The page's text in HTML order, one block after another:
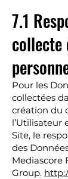
7.1
collecte
Pour les
collectées
création du
l’Utilisateur
Site, le
des
Mediascore
Group.